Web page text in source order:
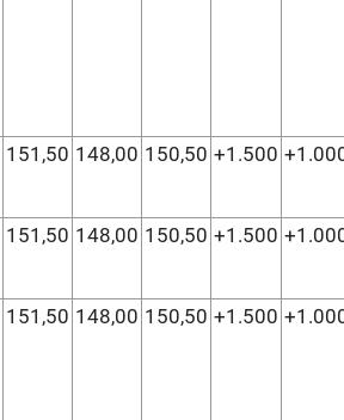
151,50 148,00 150,50 +1.500
151,50 148,00 150,50 +1.500
151,50 148,00 150,50 +1.500